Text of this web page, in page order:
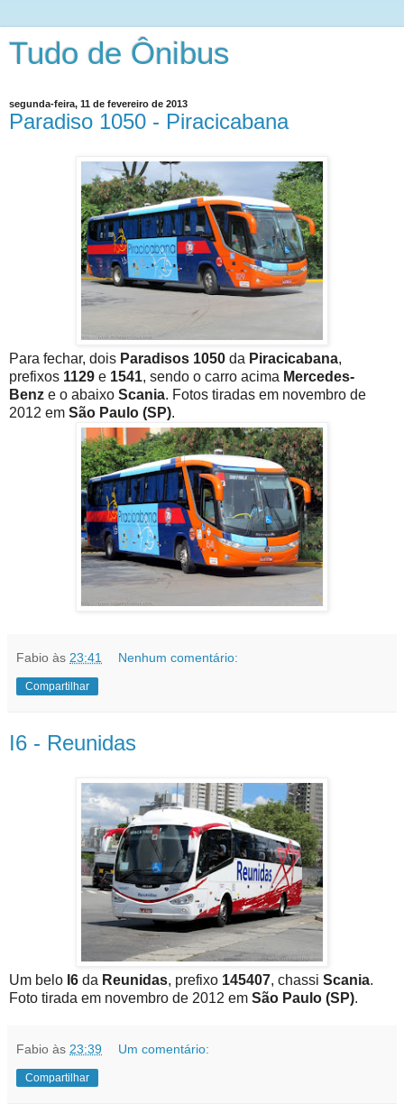
Tudo de Ônibus
segunda-feira, 11 de fevereiro de 2013
Paradiso 1050 - Piracicabana
Para fechar, dois Paradisos 1050 da Piracicabana,
prefixos 1129 e 1541, sendo o carro acima Mercedes-
Benz e o abaixo Scania. Fotos tiradas em novembro de
2012 em São Paulo (SP).
Fabio às 23:41 Nenhum comentário:
Compartilhar
I6 - Reunidas
Um belo I6 da Reunidas, prefixo 145407, chassi Scania.
Foto tirada em novembro de 2012 em São Paulo (SP).
Fabio às 23:39 Um comentário:
Compartilhar